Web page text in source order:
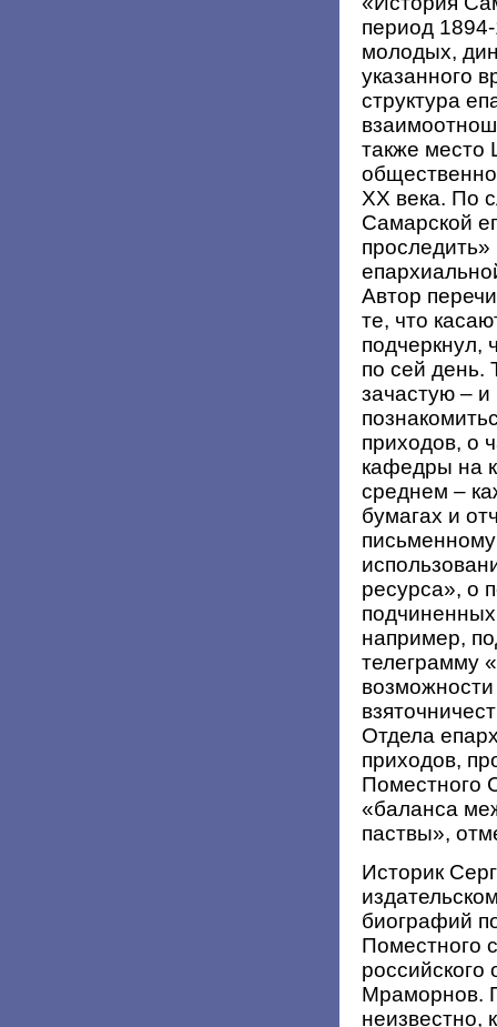
период
молодых,
указанного
структура
также место
ХХ века. По
Самарской
Автор
те, что
подчеркнул,
по сей день.
зачастую –
приходов, о
кафедры на
среднем –
бумагах и
письменному
ресурса», о
подчиненных
например,
телеграмму
Отдела
приходов,
Поместного
«баланса
паствы»,
Историк
биографий
Поместного
российского
Мраморнов.
неизвестно,